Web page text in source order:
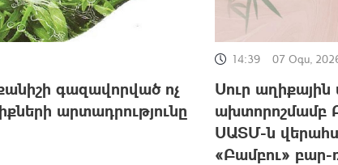
գազավորված ոչ
արտադրությունը
14:39 07 Օգս,
Սուր
ախտորոշմամբ
ՍԱՏՄ-ն
«Բամբու» բար-